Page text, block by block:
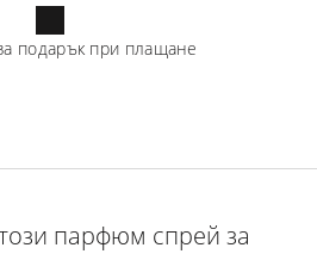
подарък при плащане
парфюм спрей за